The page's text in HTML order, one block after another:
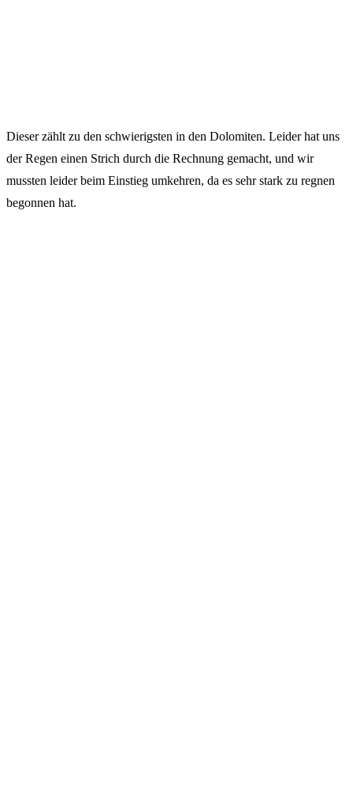
Dieser zählt zu den schwierigsten in den Dolomiten. Leider hat uns
der Regen einen Strich durch die Rechnung gemacht, und wir
mussten leider beim Einstieg umkehren, da es sehr stark zu regnen
begonnen hat.